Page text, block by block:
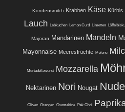
Kondensmilch Krabben Käse Kürbis
Lauch Lebkuchen Lemon Curd Limetten
Majoran Mandarinen Mandeln
Mayonnaise Meeresfrüchte Melone
Mortadellawurst Mozzarella
Nektarinen Nori Nougat
Oliven Orangen Ovomaltine Pak Choi